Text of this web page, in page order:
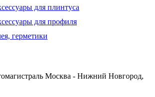
для плинтуса
для профиля
герметики
Москва - Нижний Новгород,